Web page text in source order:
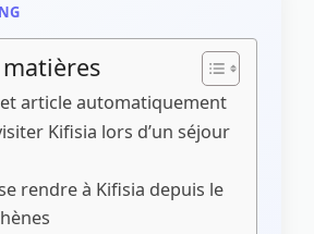
article automatiquement
Kifisia lors d’un séjour
rendre à Kifisia depuis le